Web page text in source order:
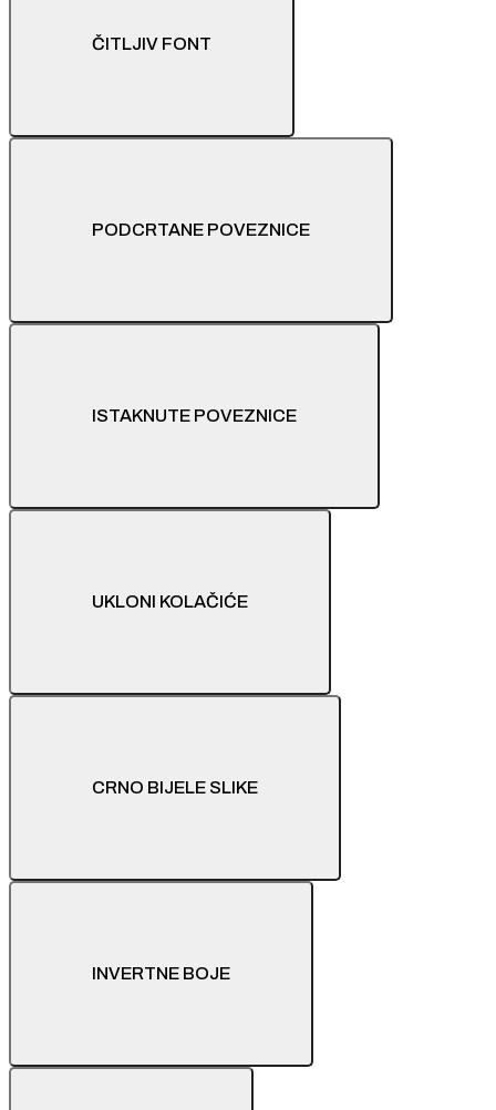
ČITLJIV FONT
PODCRTANE POVEZNICE
ISTAKNUTE POVEZNICE
UKLONI KOLAČIĆE
CRNO BIJELE SLIKE
INVERTNE BOJE